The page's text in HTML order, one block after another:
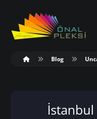
Blog
İstanbul